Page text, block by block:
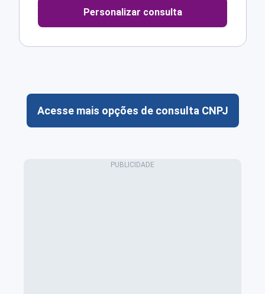
Personalizar consulta
Acesse mais opções de consulta CNPJ